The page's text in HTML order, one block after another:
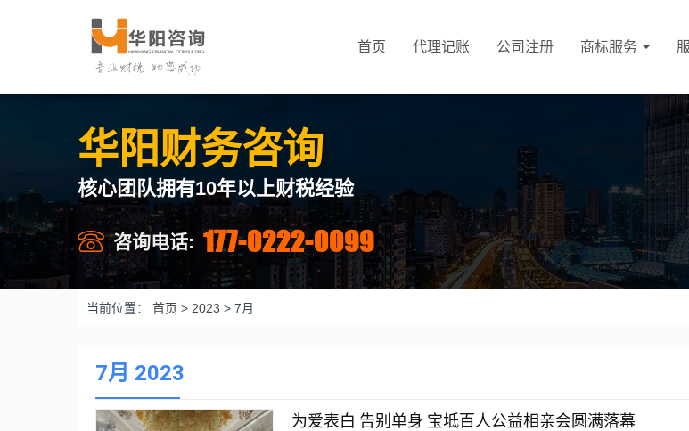
首页 代理记账 公司注册 商标服务
华阳财务咨询
核心团队拥有10年以上财税经验
咨询电话: 177-0222-0099
当前位置： 首页 > 2023 > 7月
7月 2023
为爱表白 告别单身 宝坻百人公益相亲会圆满落幕